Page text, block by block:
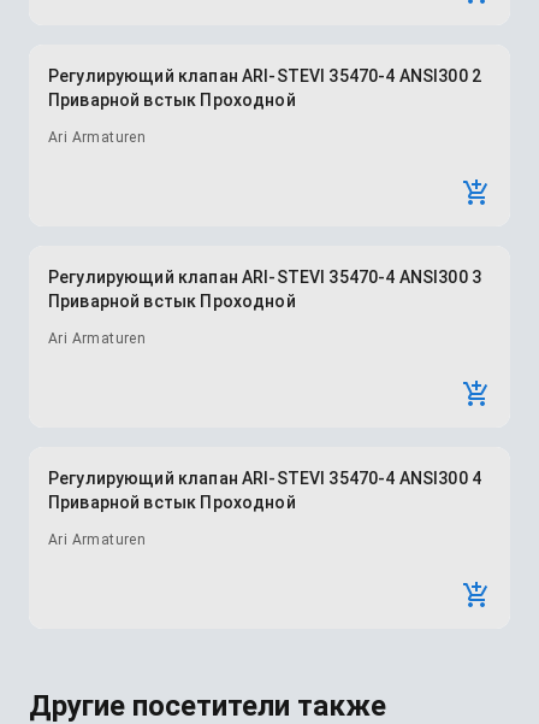
Регулирующий клапан ARI-STEVI 35470-4 ANSI300 2
Приварной встык Проходной
Ari Armaturen
Регулирующий клапан ARI-STEVI 35470-4 ANSI300 3
Приварной встык Проходной
Ari Armaturen
Регулирующий клапан ARI-STEVI 35470-4 ANSI300 4
Приварной встык Проходной
Ari Armaturen
Другие посетители также